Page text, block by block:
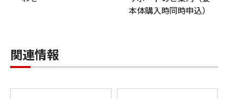
本体購入時同時申込）
関連情報